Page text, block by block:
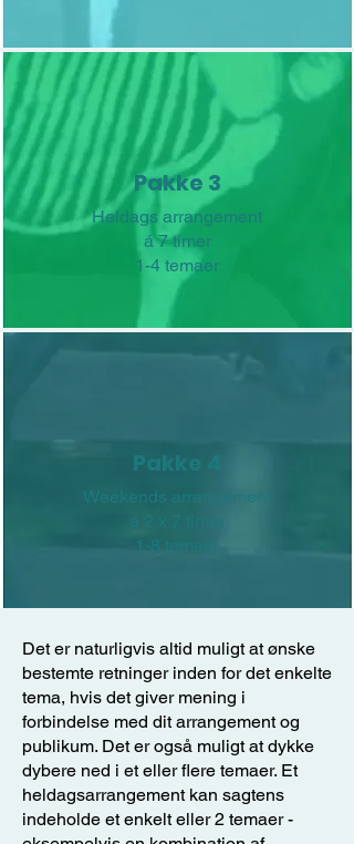
Pakke 3
Heldags arrangement
á 7 timer
1-4 temaer
Pakke 4
Weekends arrangement
1-8 temaer
Det er naturligvis altid muligt at ønske
bestemte retninger inden for det enkelte
tema, hvis det giver mening i
forbindelse med dit arrangement og
publikum. Det er også muligt at dykke
dybere ned i et eller flere temaer. Et
heldagsarrangement kan sagtens
indeholde et enkelt eller 2 temaer -